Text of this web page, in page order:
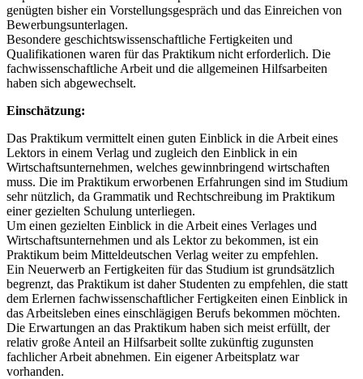
genügten bisher ein Vorstellungsgespräch und das Einreichen von
Bewerbungsunterlagen.
Besondere geschichtswissenschaftliche Fertigkeiten und
Qualifikationen waren für das Praktikum nicht erforderlich. Die
fachwissenschaftliche Arbeit und die allgemeinen Hilfsarbeiten
haben sich abgewechselt.
Einschätzung:
Das Praktikum vermittelt einen guten Einblick in die Arbeit eines
Lektors in einem Verlag und zugleich den Einblick in ein
Wirtschaftsunternehmen, welches gewinnbringend wirtschaften
muss. Die im Praktikum erworbenen Erfahrungen sind im Studium
sehr nützlich, da Grammatik und Rechtschreibung im Praktikum
einer gezielten Schulung unterliegen.
Um einen gezielten Einblick in die Arbeit eines Verlages und
Wirtschaftsunternehmen und als Lektor zu bekommen, ist ein
Praktikum beim Mitteldeutschen Verlag weiter zu empfehlen.
Ein Neuerwerb an Fertigkeiten für das Studium ist grundsätzlich
begrenzt, das Praktikum ist daher Studenten zu empfehlen, die statt
dem Erlernen fachwissenschaftlicher Fertigkeiten einen Einblick in
das Arbeitsleben eines einschlägigen Berufs bekommen möchten.
Die Erwartungen an das Praktikum haben sich meist erfüllt, der
relativ große Anteil an Hilfsarbeit sollte zukünftig zugunsten
fachlicher Arbeit abnehmen. Ein eigener Arbeitsplatz war
vorhanden.